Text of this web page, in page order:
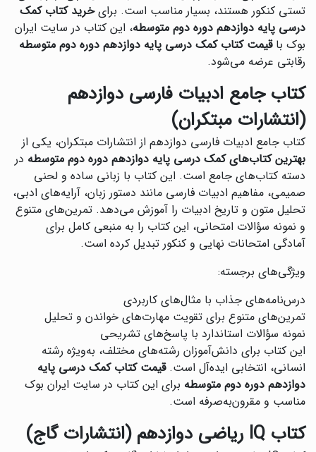
تستی کنکور هستند، بسیار مناسب است. برایخرید کتاب کمک
درسی پایه دوازدهم دوره دوم متوسطه، این کتاب در سایت ایران
بوک باقیمت کتاب کمک درسی پایه دوازدهم دوره دوم متوسطه
رقابتی عرضه می‌شود.
کتاب جامع ادبیات فارسی دوازدهم
(انتشارات مبتکران)
کتاب جامع ادبیات فارسی دوازدهم از انتشارات مبتکران، یکی از
بهترین کتاب‌های کمک درسی پایه دوازدهم دوره دوم متوسطه در
دسته کتاب‌های جامع است. این کتاب با زبانی ساده و لحنی
صمیمی، مفاهیم ادبیات فارسی مانند دستور زبان، آرایه‌های ادبی،
تحلیل متون و تاریخ ادبیات را آموزش می‌دهد. تمرین‌های متنوع
و نمونه سؤالات امتحانی، این کتاب را به منبعی کامل برای
آمادگی امتحانات نهایی و کنکور تبدیل کرده است.
ویژگی‌های برجسته:
درس‌نامه‌های جذاب با مثال‌های کاربردی
تمرین‌های متنوع برای تقویت مهارت‌های خواندن و تحلیل
نمونه سؤالات استاندارد با پاسخ‌های تشریحی
این کتاب برای دانش‌آموزان رشته‌های مختلف، به‌ویژه رشته
انسانی، انتخابی ایده‌آل است.قیمت کتاب کمک درسی پایه
دوازدهم دوره دوم متوسطه برای این کتاب در سایت ایران بوک
مناسب و مقرون‌به‌صرفه است.
کتاب IQ ریاضی دوازدهم (انتشارات گاج)